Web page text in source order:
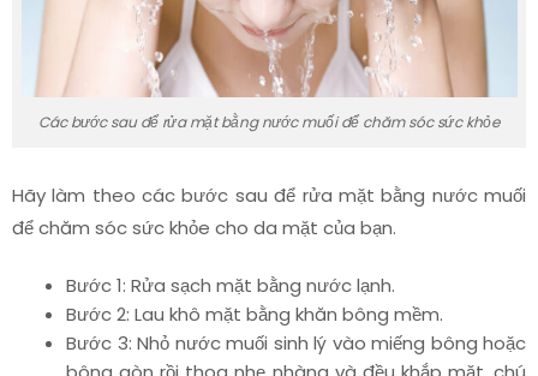
Các bước sau để rửa mặt bằng nước muối để chăm sóc sức khỏe
Hãy làm theo các bước sau để rửa mặt bằng nước muối
để chăm sóc sức khỏe cho da mặt của bạn.
Bước 1: Rửa sạch mặt bằng nước lạnh.
Bước 2: Lau khô mặt bằng khăn bông mềm.
Bước 3: Nhỏ nước muối sinh lý vào miếng bông hoặc